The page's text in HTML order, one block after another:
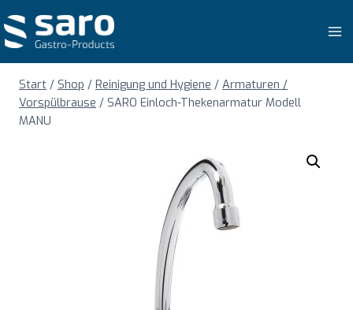
Inhalt
springen
Start / Shop / Reinigung und Hygiene / Armaturen /
Vorspülbrause / SARO Einloch-Thekenarmatur Modell
MANU